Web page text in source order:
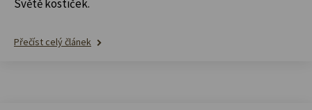
Světě kostiček.
Přečíst celý článek